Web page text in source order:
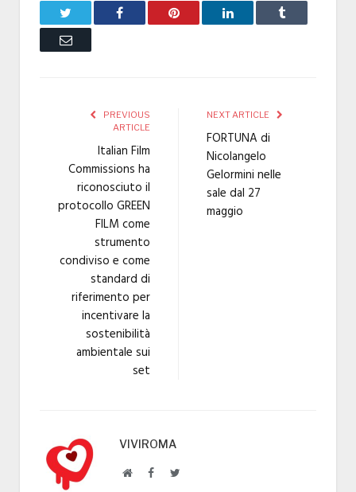
Facebook Pinterest LinkedIn Tumblr
Email
PREVIOUS
ARTICLE
Italian Film
Commissions ha
riconosciuto il
protocollo GREEN
FILM come
strumento
condiviso e come
standard di
riferimento per
incentivare la
sostenibilità
ambientale sui
set
NEXT ARTICLE
FORTUNA di
Nicolangelo
Gelormini nelle
sale dal 27
maggio
VIVIROMA
WebsiteFacebookTwitter